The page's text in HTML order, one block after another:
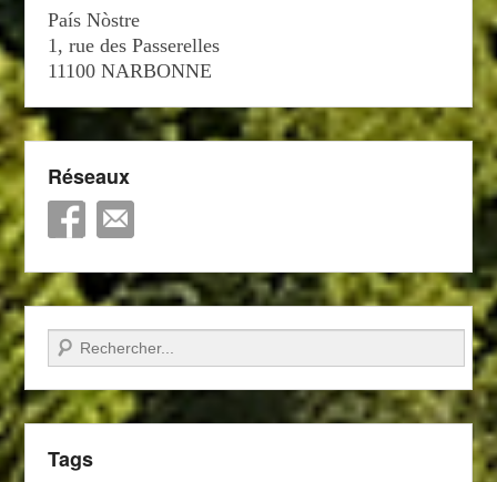
País Nòstre
1, rue des Passerelles
11100 NARBONNE
Réseaux
Recherche
Tags